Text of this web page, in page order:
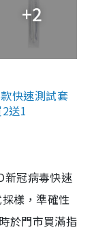
+2
快速測試套
送1
新冠病毒快速
樣，準確性
於門市買滿指